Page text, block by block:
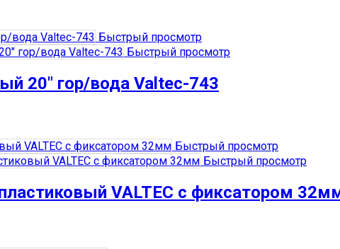
Быстрый просмотр
Быстрый просмотр
20″ гор/вода Valtec-743
Быстрый просмотр
Быстрый просмотр
VALTEC с фиксатором